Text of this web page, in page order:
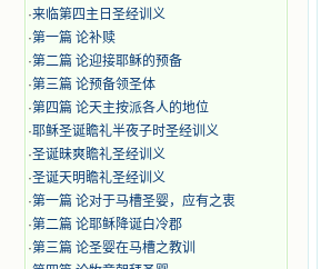
·来临第四主日圣经训义
·第一篇 论补赎
·第二篇 论迎接耶稣的预备
·第三篇 论预备领圣体
·第四篇 论天主按派各人的地位
·耶稣圣诞瞻礼半夜子时圣经训义
·圣诞昧爽瞻礼圣经训义
·圣诞天明瞻礼圣经训义
·第一篇 论对于马槽圣婴，应有之衷
·第二篇 论耶稣降诞白冷郡
·第三篇 论圣婴在马槽之教训